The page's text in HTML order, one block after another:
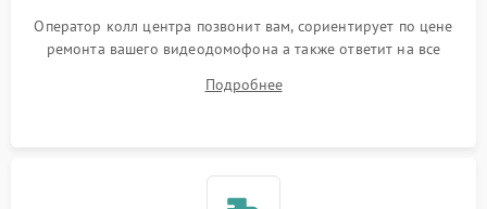
Оператор колл центра позвонит вам, сориентирует по цене
ремонта вашего видеодомофона а также ответит на все
Подробнее